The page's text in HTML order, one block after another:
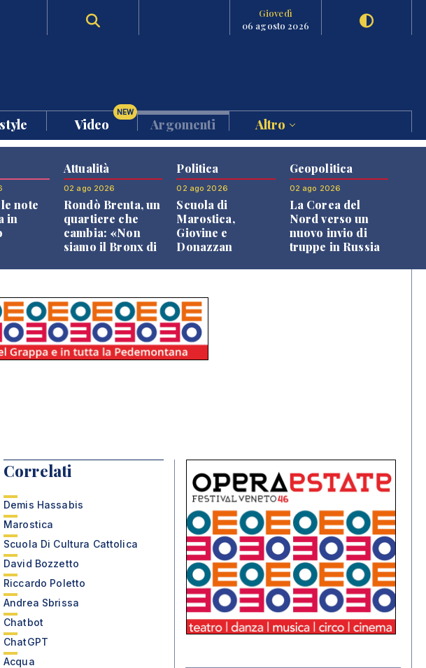
Giovedì
06 agosto 2026
Video
NEW
Argomenti Altro
note
in
Attualità
02 ago 2026
Rondò Brenta, un
quartiere che
cambia: «Non
siamo il Bronx di
Politica
02 ago 2026
Scuola di
Marostica,
Giovine e
Donazzan
Geopolitica
02 ago 2026
La Corea del
Nord verso un
nuovo invio di
truppe in Russia
Correlati
Demis Hassabis
Marostica
Scuola Di Cultura Cattolica
David Bozzetto
Riccardo Poletto
Andrea Sbrissa
Chatbot
ChatGPT
Acqua